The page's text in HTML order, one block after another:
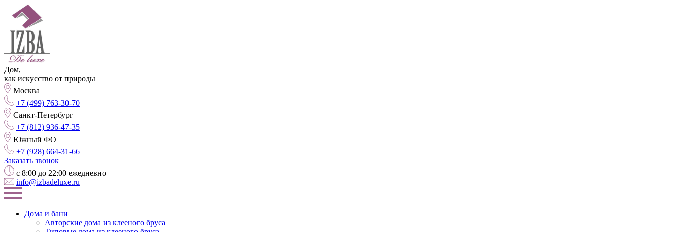
Дом,
как искусство от природы
Москва
+7 (499) 763-30-70
Санкт-Петербург
+7 (812) 936-47-35
Южный ФО
+7 (928) 664-31-66
Заказать звонок
с 8:00 до 22:00 ежедневно
info@izbadeluxe.ru
Дома и бани
Авторские дома из клееного бруса